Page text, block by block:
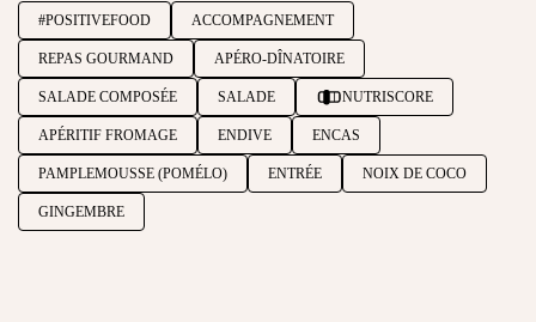
#POSITIVEFOOD ACCOMPAGNEMENT
REPAS GOURMAND APÉRO-DÎNATOIRE
SALADE COMPOSÉE SALADE NUTRISCORE
APÉRITIF FROMAGE ENDIVE ENCAS
PAMPLEMOUSSE (POMÉLO) ENTRÉE NOIX DE COCO
GINGEMBRE